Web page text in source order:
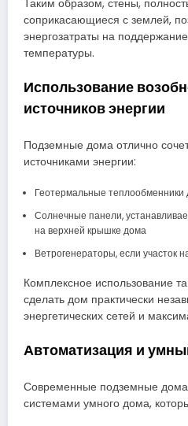
Таким образом, стены,
соприкасающиеся с землей,
энергозатраты на
температуры.
Использование
источников энергии
Подземные дома отлично
источниками энергии:
Геотермальные
Солнечные панели,
на верхней крышке дома
Ветрогенераторы, если участок
Комплексное использование
сделать дом практически
энергетических сетей и
Автоматизация и
Современные подземные дома
системами умного дома,